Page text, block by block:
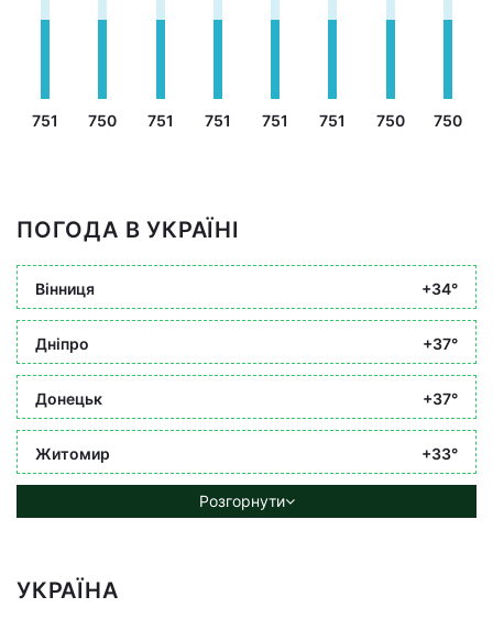
751 750 751 751 751 751 750 750
ПОГОДА В УКРАЇНІ
Вінниця +34°
Дніпро +37°
Донецьк +37°
Житомир +33°
Розгорнути
УКРАЇНА